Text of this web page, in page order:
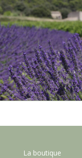
La boutique